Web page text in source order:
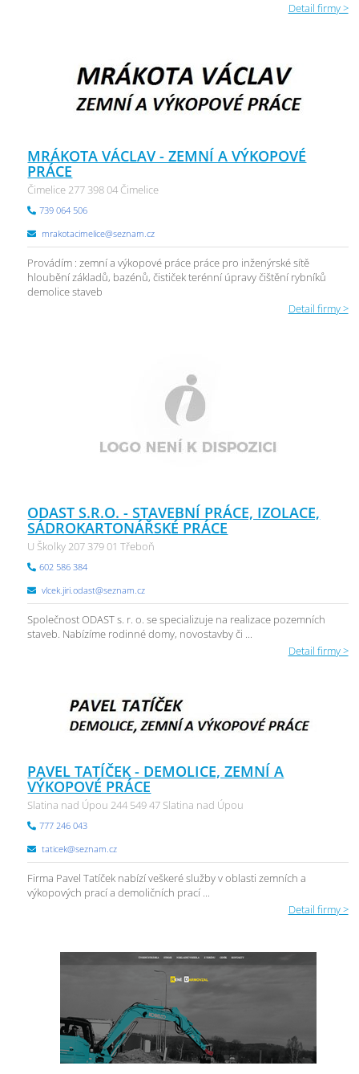
Detail firmy >
MRÁKOTA VÁCLAV - ZEMNÍ A VÝKOPOVÉ
PRÁCE
Čimelice 277 398 04 Čimelice
739 064 506
mrakotacimelice@seznam.cz
Provádím : zemní a výkopové práce práce pro inženýrské sítě
hloubění základů, bazénů, čističek terénní úpravy čištění rybníků
demolice staveb
Detail firmy >
ODAST S.R.O. - STAVEBNÍ PRÁCE, IZOLACE,
SÁDROKARTONÁŘSKÉ PRÁCE
U Školky 207 379 01 Třeboň
602 586 384
vlcek.jiri.odast@seznam.cz
Společnost ODAST s. r. o. se specializuje na realizace pozemních
staveb. Nabízíme rodinné domy, novostavby či ...
Detail firmy >
PAVEL TATÍČEK - DEMOLICE, ZEMNÍ A
VÝKOPOVÉ PRÁCE
Slatina nad Úpou 244 549 47 Slatina nad Úpou
777 246 043
taticek@seznam.cz
Firma Pavel Tatíček nabízí veškeré služby v oblasti zemních a
výkopových prací a demoličních prací ...
Detail firmy >